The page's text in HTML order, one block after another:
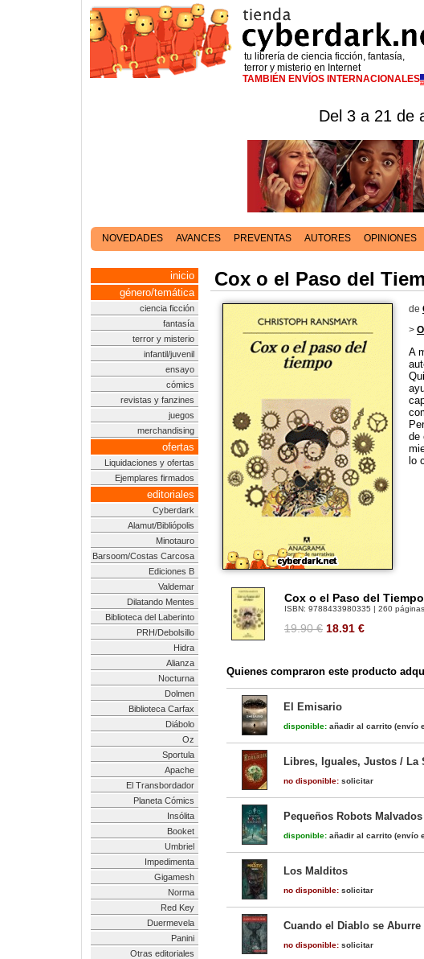
tu librería de ciencia ficción, fantasía,
terror y misterio en Internet
TAMBIÉN ENVÍOS INTERNACIONALES
Del 3 a 21 de
NOVEDADES AVANCES PREVENTAS AUTORES OPINIONES
inicio
género/temática
ciencia ficción
fantasía
terror y misterio
infantil/juvenil
ensayo
cómics
revistas y fanzines
juegos
merchandising
ofertas
Liquidaciones y ofertas
Ejemplares firmados
editoriales
Cyberdark
Alamut/Bibliópolis
Minotauro
Barsoom/Costas Carcosa
Ediciones B
Valdemar
Dilatando Mentes
Biblioteca del Laberinto
PRH/Debolsillo
Hidra
Alianza
Nocturna
Dolmen
Biblioteca Carfax
Diábolo
Oz
Sportula
Apache
El Transbordador
Planeta Cómics
Insólita
Booket
Umbriel
Impedimenta
Gigamesh
Norma
Red Key
Duermevela
Panini
Otras editoriales
Cox o el Paso del
de
>
A
de
lo
Cox o el Paso del Tiempo
ISBN: 9788433980335 | 260
19.90 € 18.91 €
Quienes compraron este producto
El Emisario
disponible: añadir al carrito (envío
Libres, Iguales, Justos / La
no disponible: solicitar
Pequeños Robots Malvados
disponible: añadir al carrito (envío
Los Malditos
no disponible: solicitar
Cuando el Diablo se Aburre
no disponible: solicitar